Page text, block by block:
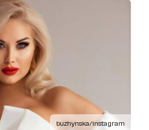
buzhynska/Instagram